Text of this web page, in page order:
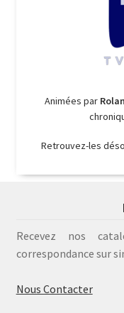
Animées par
Retrouvez-les
Recevez nos
correspondance sur
Nous Contacter